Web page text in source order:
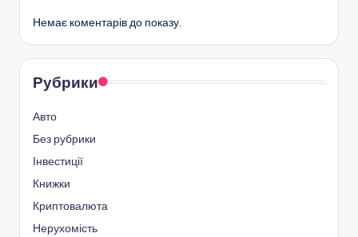
Немає коментарів до показу.
Рубрики
Авто
Без рубрики
Інвестиції
Книжки
Криптовалюта
Нерухомість